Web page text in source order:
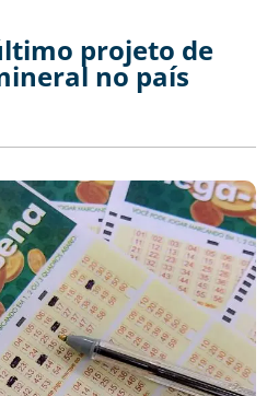
projeto de
no país